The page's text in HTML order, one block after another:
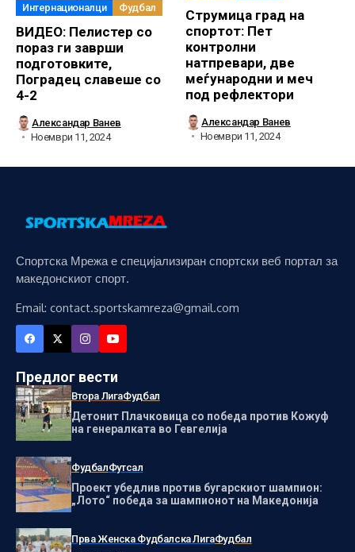
Интернационалци
Фудбал
ВИДЕО: Пелистер со
пораз ги заврши
подготовките,
Поградец славеше со
4-2
Александар Ванев
Ноември 11, 2024
Струмица град на
спортот: Пет
контролни
натпревари, две
меѓународни и меч
под рефлектори
Александар Ванев
Ноември 11, 2024
Спортска Мрежа е специјализиран спортски веб портал за
македонскиот спорт.
Email: contact.sportskamreza@gmail.com
Предлог вести
Втора ЛигаФудбал
Детонит Плачковица со победа против Кожуф
на генералката во Гевгелија
ФудбалФутсал
Проект убедлив против бугарскиот шампион:
„Лото“ победа за шампионот на Македонија
Прва Женска Фудбалска ЛигаФудбал